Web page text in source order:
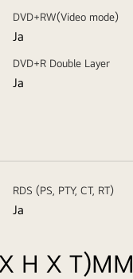
DVD+RW(Video mode)
Ja
DVD+R Double Layer
Ja
RDS (PS, PTY, CT, RT)
Ja
H X T)MM